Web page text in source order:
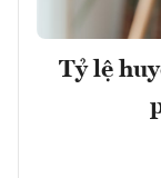
Tỷ lệ